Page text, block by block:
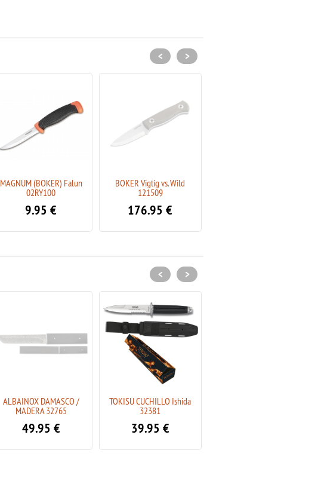
MAGNUM (BOKER) Falun
02RY100
9.95 €
BOKER Vigtig vs. Wild
121509
176.95 €
< >
ALBAINOX DAMASCO /
MADERA 32765
49.95 €
TOKISU CUCHILLO Ishida
32381
39.95 €
< >